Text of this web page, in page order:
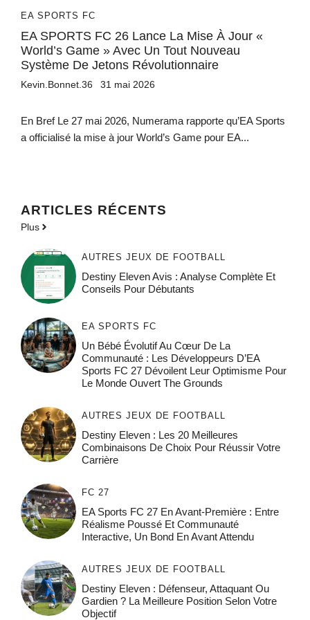
EA SPORTS FC
EA SPORTS FC 26 Lance La Mise À Jour «
World’s Game » Avec Un Tout Nouveau
Système De Jetons Révolutionnaire
Kevin.Bonnet.36 31 mai 2026
En Bref Le 27 mai 2026, Numerama rapporte qu’EA Sports
a officialisé la mise à jour World’s Game pour EA...
ARTICLES RÉCENTS
Plus
AUTRES JEUX DE FOOTBALL
Destiny Eleven Avis : Analyse Complète Et
Conseils Pour Débutants
EA SPORTS FC
Un Bébé Évolutif Au Cœur De La
Communauté : Les Développeurs D’EA
Sports FC 27 Dévoilent Leur Optimisme Pour
Le Monde Ouvert The Grounds
AUTRES JEUX DE FOOTBALL
Destiny Eleven : Les 20 Meilleures
Combinaisons De Choix Pour Réussir Votre
Carrière
FC 27
EA Sports FC 27 En Avant-Première : Entre
Réalisme Poussé Et Communauté
Interactive, Un Bond En Avant Attendu
AUTRES JEUX DE FOOTBALL
Destiny Eleven : Défenseur, Attaquant Ou
Gardien ? La Meilleure Position Selon Votre
Objectif